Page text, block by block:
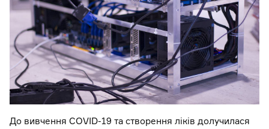
До вивчення COVID-19 та створення ліків долучилася